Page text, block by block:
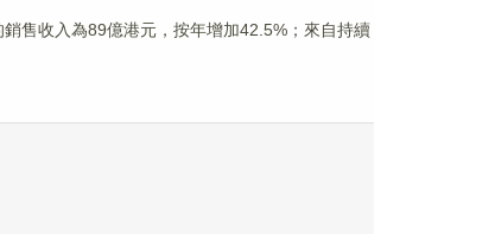
售收入為89億港元，按年增加42.5%；來自持續